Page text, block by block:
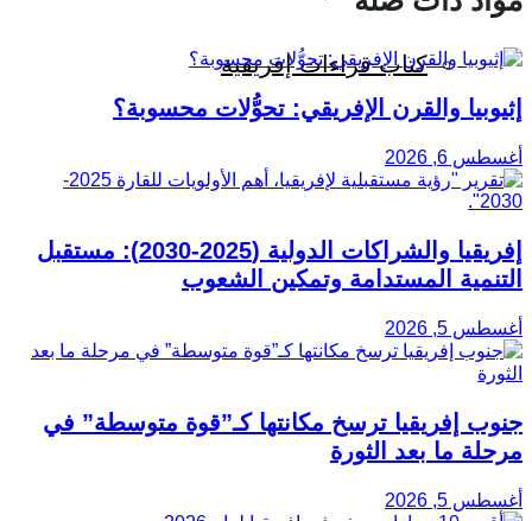
كتاب قراءات إفريقية
إثيوبيا والقرن الإفريقي: تحوُّلات محسوبة؟
أغسطس 6, 2026
إفريقيا والشراكات الدولية (2025-2030): مستقبل
التنمية المستدامة وتمكين الشعوب
أغسطس 5, 2026
جنوب إفريقيا ترسخ مكانتها كـ”قوة متوسطة” في
مرحلة ما بعد الثورة
أغسطس 5, 2026